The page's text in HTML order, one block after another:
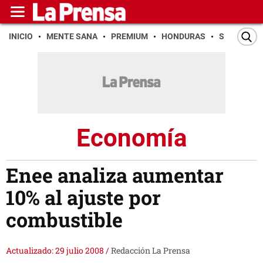
INICIO MENTE SANA PREMIUM HONDURAS SAN PEDRO
Economía
Enee analiza aumentar
10% al ajuste por
combustible
Actualizado: 29 julio 2008 /Redacción La Prensa